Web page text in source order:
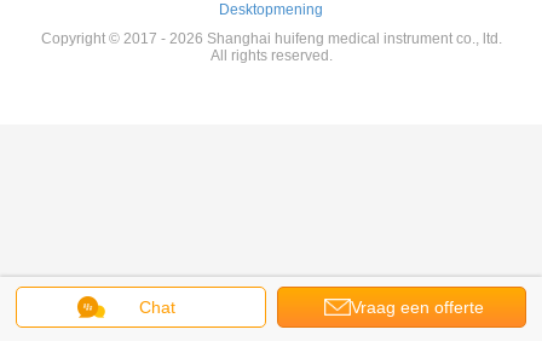
Chat Vraag een offerte
Desktopmening
Copyright © 2017 - 2026 Shanghai huifeng medical instrument co., ltd.
All rights reserved.